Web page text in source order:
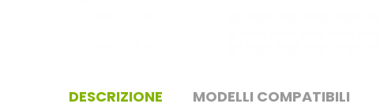
DESCRIZIONE MODELLI COMPATIBILI